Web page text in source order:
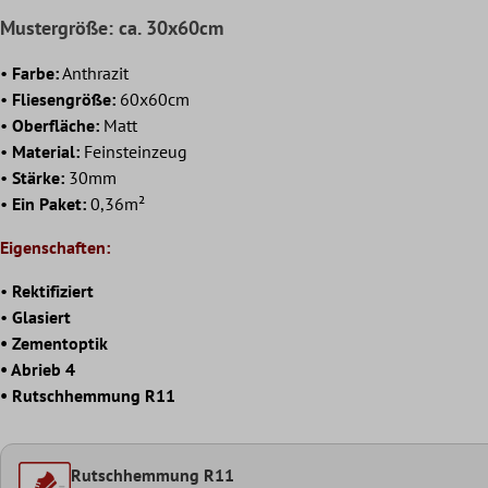
Mustergröße: ca. 30x60cm
• Farbe:Anthrazit
• Fliesengröße: 60x60cm
• Oberfläche: Matt
• Material: Feinsteinzeug
• Stärke: 30mm
• Ein Paket: 0,36m²
Eigenschaften:
• Rektifiziert
• Glasiert
• Zementoptik
• Abrieb 4
• Rutschhemmung R11
Rutschhemmung R11